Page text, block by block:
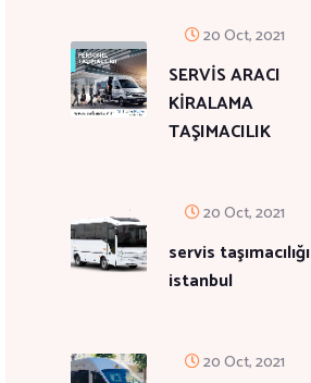
20 Oct, 2021
SERVİS ARACI
KİRALAMA
TAŞIMACILIK
20 Oct, 2021
servis taşımacılığı
istanbul
20 Oct, 2021